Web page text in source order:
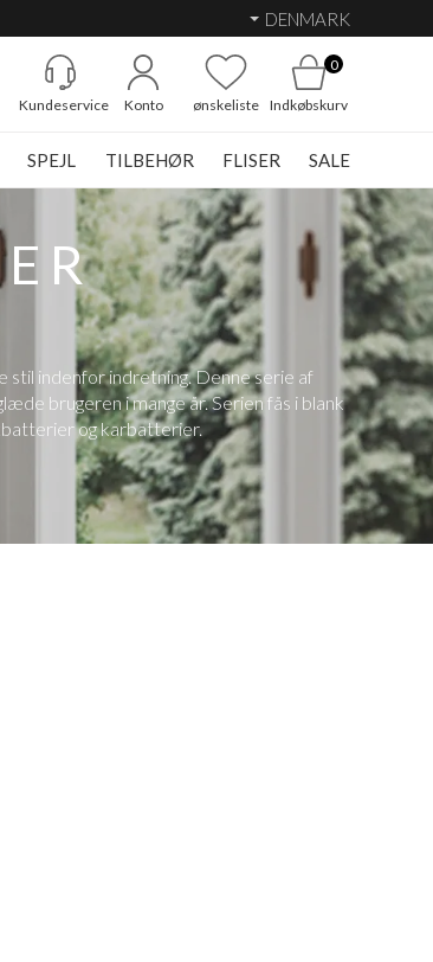
DENMARK
Kundeservice Konto ønskeliste
0
Indkøbskurv
SPEJL TILBEHØR FLISER SALE
stil indenfor indretning. Denne serie af
brugeren i mange år. Serien fås i blank
og karbatterier.